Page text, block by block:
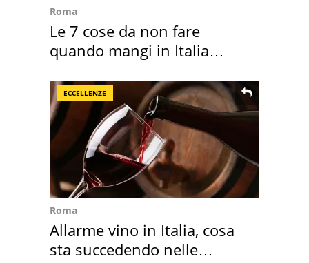
Roma
Le 7 cose da non fare
quando mangi in Italia
ECCELLENZE
Roma
Allarme vino in Italia, cosa
sta succedendo nelle